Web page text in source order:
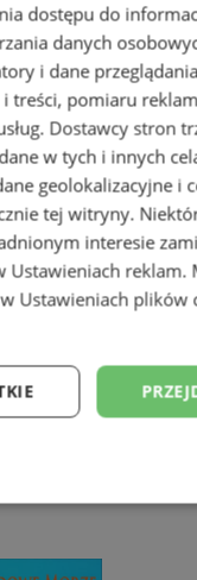
rok
w Wodzisławiu
dostępu do
danych
i dane
treści, pomiaru
Dostawcy stron
w tych i innych
geolokalizacyjne i
tej witryny.
interesie
Ustawieniach reklam.
Ustawieniach plików